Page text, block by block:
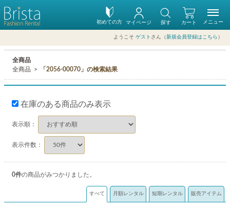
初めての方 カート
マイページ 探す
ようこそ ゲスト さん（新規会員登録はこちら ）
メニュー
全商品
全商品
「2056-00070」の検索結果
在庫のある商品のみ表示
表示順：
表示件数：
0件の商品がみつかりました。
すべて 月額レンタル 短期レンタル 販売アイテム